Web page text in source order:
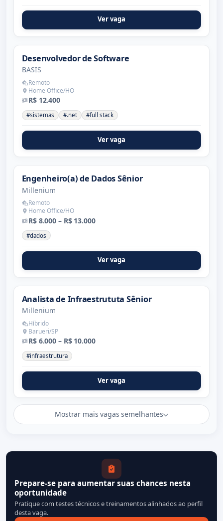
Ver vaga
Desenvolvedor de Software
BASIS
Remoto
Home Office/HO
R$ 12.400
#sistemas #.net #full stack
Ver vaga
Engenheiro(a) de Dados Sênior
Millenium
Remoto
Home Office/HO
R$ 8.000 – R$ 13.000
#dados
Ver vaga
Analista de Infraestrututa Sênior
Millenium
Híbrido
Barueri/SP
R$ 6.000 – R$ 10.000
#infraestrutura
Ver vaga
Mostrar mais vagas semelhantes
Prepare-se para aumentar suas chances nesta
oportunidade
Pratique com testes técnicos e treinamentos alinhados ao perfil
desta vaga.